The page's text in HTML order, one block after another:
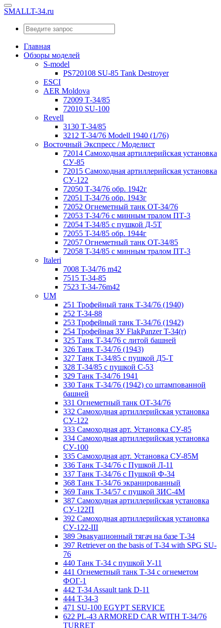
SMALLT-34.ru
Главная
Обзоры моделей
S-model
PS720108 SU-85 Tank Destroyer
ESCI
AER Moldova
72009 Т-34/85
72010 SU-100
Revell
3130 Т-34/85
3212 Т-34/76 Modell 1940 (1/76)
Восточный Экспресс / Моделист
72014 Самоходная артиллерийская установка
СУ-85
72015 Самоходная артиллерийская установка
СУ-122
72050 Т-34/76 обр. 1942г
72051 T-34/76 обр. 1943г
72052 Огнеметный танк OT-34/76
72053 T-34/76 с минным тралом ПТ-3
72054 T-34/85 с пушкой Д-5Т
72055 T-34/85 обр. 1944г
72057 Огнеметный танк ОT-34/85
72058 T-34/85 с минным тралом ПТ-3
Italeri
7008 T-34/76 m42
7515 T-34-85
7523 T-34-76m42
UM
251 Трофейный танк Т-34/76 (1940)
252 T-34-88
253 Трофейный танк Т-34/76 (1942)
254 Трофейная ЗУ FlakPanzer T-34(r)
325 Танк Т-34/76 с литой башней
326 Танк Т-34/76 (1943)
327 Танк Т-34/85 с пушкой Д5-Т
328 Т-34/85 с пушкой С-53
329 Танк T-34/76 1941
330 Танк Т-34/76 (1942) со штампованной
башней
331 Огнеметный танк ОТ-34/76
332 Самоходная артиллерийская установка
СУ-122
333 Самоходная арт. Установка СУ-85
334 Самоходная артиллерийская установка
СУ-100
335 Самоходная арт. Установка СУ-85М
336 Танк Т-34/76 с Пушкой Л-11
337 Танк Т-34/76 с Пушкой Ф-34
368 Танк Т-34/76 экранированный
369 Танк Т-34/57 с пушкой ЗИС-4М
387 Самоходная артиллерийская установка
СУ-122П
392 Самоходная артиллерийская установка
СУ-122-III
389 Эвакуационный тягач на базе Т-34
397 Retriever on the basis of T-34 with SPG SU-
76
440 Танк Т-34 с пушкой У-11
441 Огнеметный танк Т-34 с огнеметом
ФОГ-1
442 T-34 Assault tank D-11
444 T-34-3
471 SU-100 EGYPT SERVICE
622 PL-43 ARMORED CAR WITH T-34/76
TURRET